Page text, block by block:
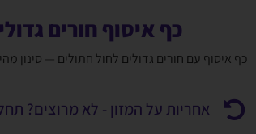
כף איסוף חורים
כף איסוף עם חורים גדולים לחול חתולים — סינון
אחריות על המזון - לא מרוצים?